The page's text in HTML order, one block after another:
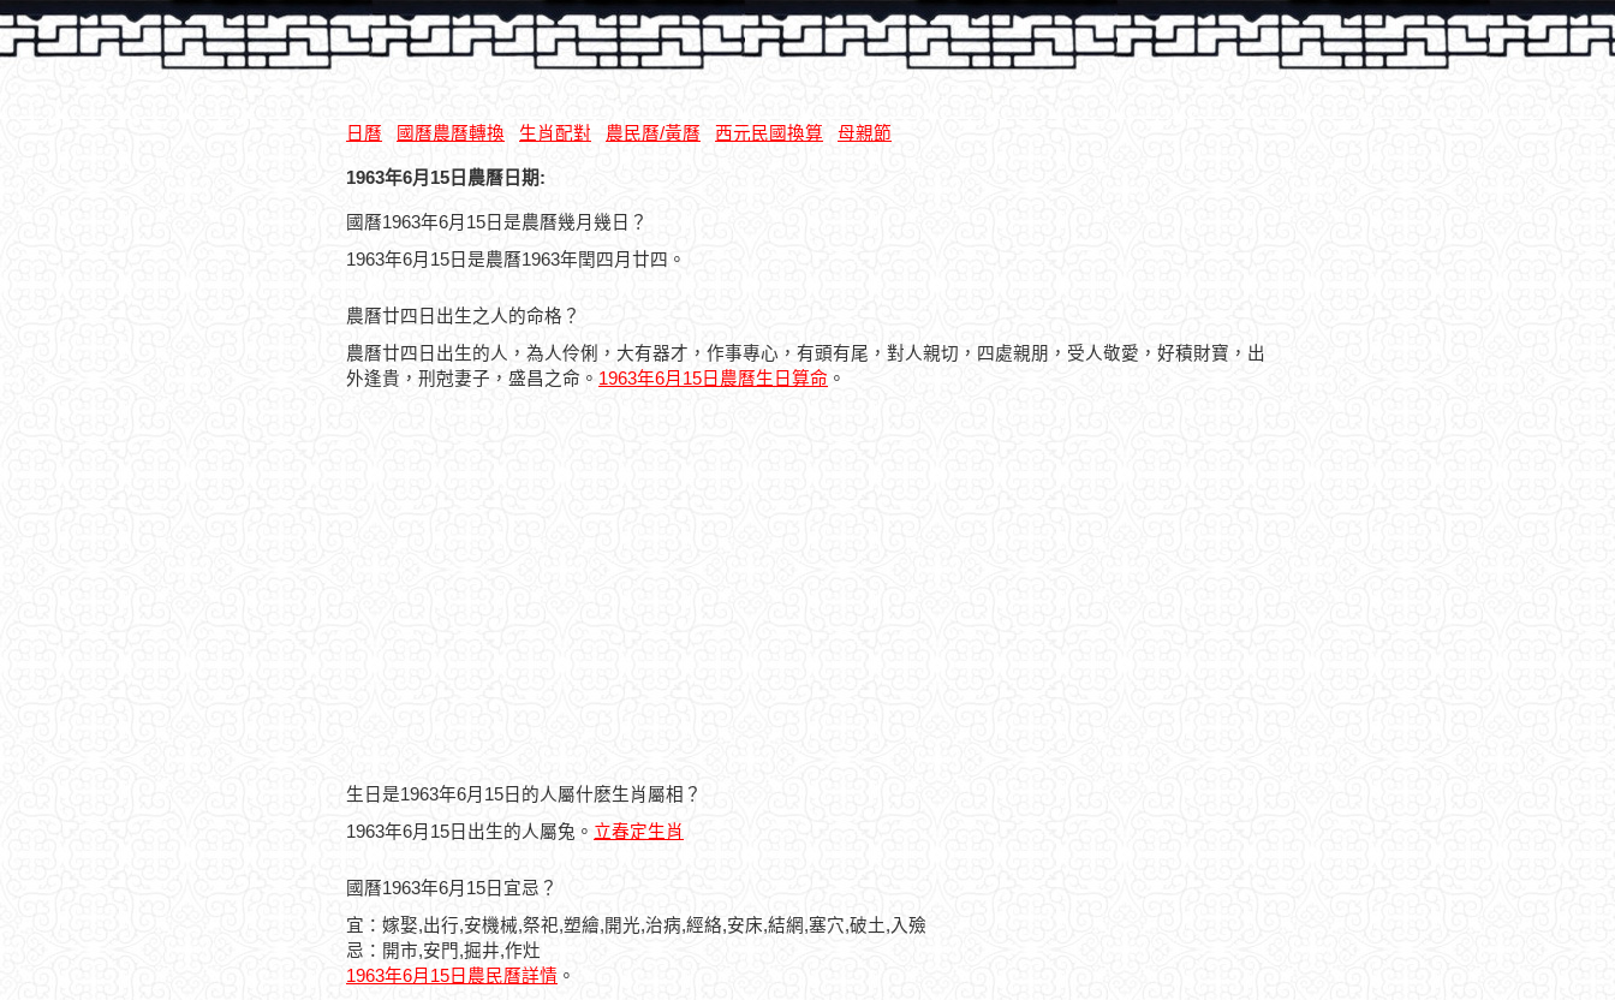
日曆 國曆農曆轉換 生肖配對 農民曆/黃曆 西元民國換算 母親節
1963年6月15日農曆日期:
國曆1963年6月15日是農曆幾月幾日？
1963年6月15日是農曆1963年閏四月廿四。
農曆廿四日出生之人的命格？
農曆廿四日出生的人，為人伶俐，大有器才，作事專心，有頭有尾，對人親切，四處親朋，受人敬愛，好積財寶，出
外逢貴，刑尅妻子，盛昌之命。 1963年6月15日農曆生日算命 。
生日是1963年6月15日的人屬什麽生肖屬相？
1963年6月15日出生的人屬兔。 立春定生肖
國曆1963年6月15日宜忌？
宜：嫁娶,出行,安機械,祭祀,塑繪,開光,治病,經絡,安床,結網,塞穴,破土,入殮
忌：開市,安門,掘井,作灶
1963年6月15日農民曆詳情 。